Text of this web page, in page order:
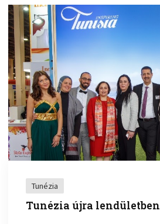
Tunézia
Tunézia újra lendületben